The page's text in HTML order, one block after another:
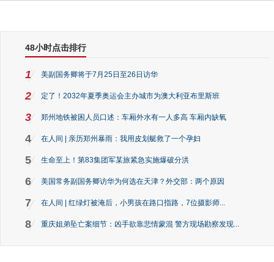
48小时点击排行
1 美副国务卿将于7月25日至26日访华
2 定了！2032年夏季奥运会主办城市为澳大利亚布里斯班
3 郑州地铁被困人员口述：车厢外水有一人多高 车厢内缺氧
4 在人间 | 亲历郑州暴雨：我用皮划艇救了一个孕妇
5 生命至上！第83集团军某旅紧急实施爆破分洪
6 美国常务副国务卿访华为何选在天津？外交部：两个原因
7 在人间 | 红绿灯被淹后，小男孩在路口指路，7位摄影师...
8 重庆姐弟坠亡案细节：凶手欲靠悲情蒙混 警方现场勘察发现...